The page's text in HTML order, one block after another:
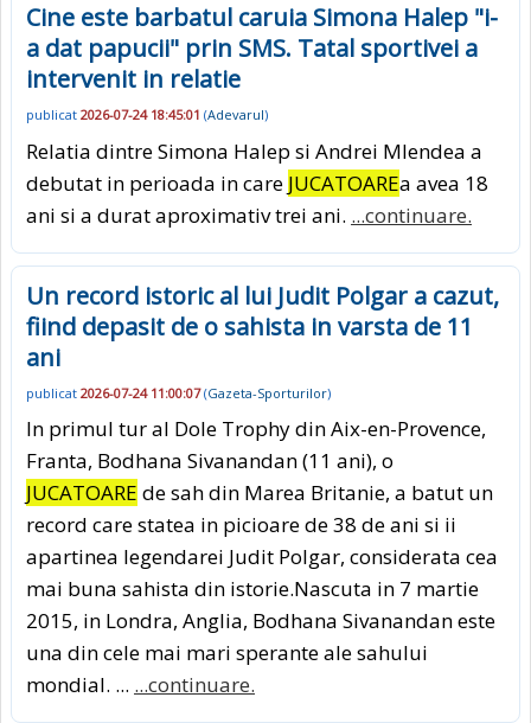
Cine este barbatul caruia Simona Halep "i-
a dat papucii" prin SMS. Tatal sportivei a
intervenit in relatie
publicat 2026-07-24 18:45:01 (Adevarul)
Relatia dintre Simona Halep si Andrei Mlendea a
debutat in perioada in care JUCATOAREa avea 18
ani si a durat aproximativ trei ani. ...continuare.
Un record istoric al lui Judit Polgar a cazut,
fiind depasit de o sahista in varsta de 11
ani
publicat 2026-07-24 11:00:07(Gazeta-Sporturilor)
In primul tur al Dole Trophy din Aix-en-Provence,
Franta, Bodhana Sivanandan (11 ani), o
JUCATOARE de sah din Marea Britanie, a batut un
record care statea in picioare de 38 de ani si ii
apartinea legendarei Judit Polgar, considerata cea
mai buna sahista din istorie.Nascuta in 7 martie
2015, in Londra, Anglia, Bodhana Sivanandan este
una din cele mai mari sperante ale sahului
mondial. ... ...continuare.